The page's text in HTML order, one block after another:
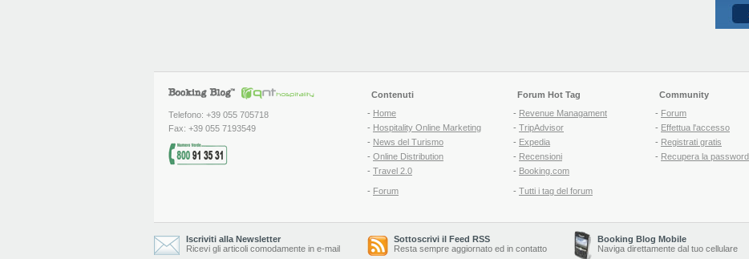
Telefono: +39 055 705718
Fax: +39 055 7193549
Contenuti
- Home
- Hospitality Online Marketing
- News del Turismo
- Online Distribution
- Travel 2.0
- Forum
Forum Hot Tag
- Revenue Managament
- TripAdvisor
- Expedia
- Recensioni
- Booking.com
- Tutti i tag del forum
Community
- Forum
- Effettua l'accesso
- Registrati gratis
- Recupera la password
Iscriviti alla Newsletter
Ricevi gli articoli comodamente in e-mail
Sottoscrivi il Feed RSS
Resta sempre aggiornato ed in contatto
Booking Blog Mobile
Naviga direttamente dal tuo cellulare